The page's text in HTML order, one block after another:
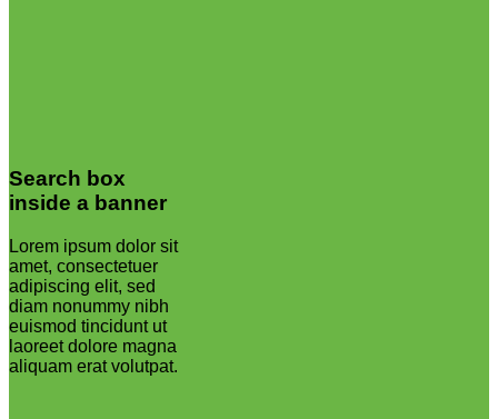
Search box
inside a banner
Lorem ipsum dolor sit
amet, consectetuer
adipiscing elit, sed
diam nonummy nibh
euismod tincidunt ut
laoreet dolore magna
aliquam erat volutpat.